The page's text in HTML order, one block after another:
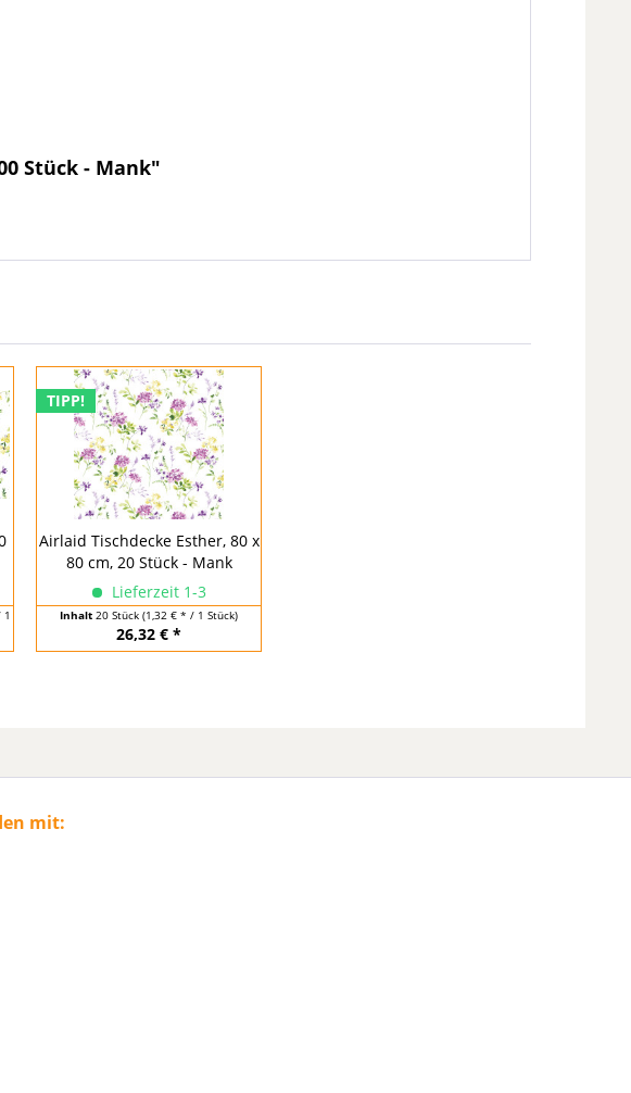
Stück - Mank"
Laufende(r) Meter)
TIPP!
Airlaid Tischdecke Esther, 80 x
80 cm, 20 Stück - Mank
Lieferzeit 1-3
Inhalt 20 Stück (1,32 € * / 1 Stück)
26,32 € *
mit: